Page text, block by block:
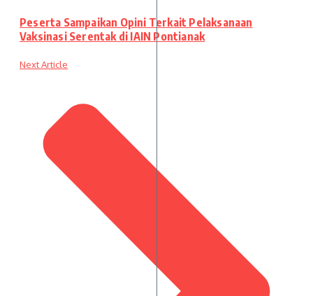
Peserta Sampaikan Opini Terkait Pelaksanaan
Vaksinasi Serentak di IAIN Pontianak
Next Article